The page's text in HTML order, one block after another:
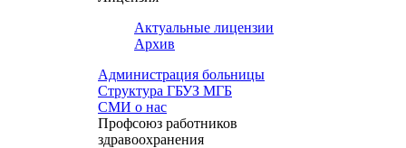
Актуальные лицензии
Архив
Администрация больницы
Структура ГБУЗ МГБ
СМИ о нас
Профсоюз работников
здравоохранения